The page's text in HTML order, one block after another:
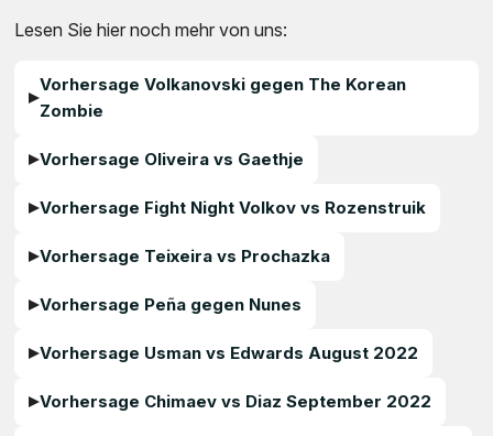
Lesen Sie hier noch mehr von uns:
Vorhersage Volkanovski gegen The Korean
Zombie
Vorhersage Oliveira vs Gaethje
Vorhersage Fight Night Volkov vs Rozenstruik
Vorhersage Teixeira vs Prochazka
Vorhersage Peña gegen Nunes
Vorhersage Usman vs Edwards August 2022
Vorhersage Chimaev vs Diaz September 2022